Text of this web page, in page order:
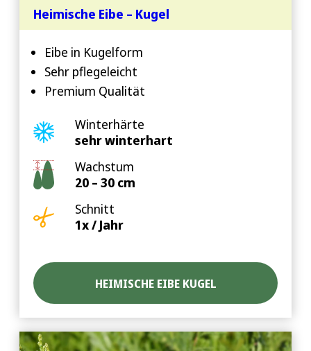
Heimische Eibe – Kugel
Eibe in Kugelform
Sehr pflegeleicht
Premium Qualität
Winterhärte
sehr winterhart
Wachstum
20 – 30 cm
Schnitt
1x / Jahr
HEIMISCHE EIBE KUGEL